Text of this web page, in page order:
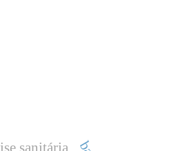
sanitária